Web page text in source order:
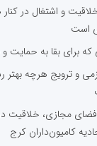
و اشتغال در کنار
است
که برای بقا به حمایت و
و ترویج هرچه بهتر
فضای مجازی، خلاقیت
کامیون‌داران کرج